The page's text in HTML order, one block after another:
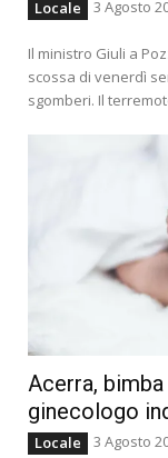
Locale 3 Agosto
Il ministro Giuli a
scossa di venerdì
sgomberi. Il
Acerra,
ginecologo
Locale 3 Agosto